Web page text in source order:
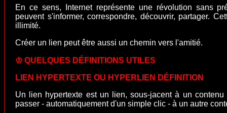
En ce sens, Internet représente une révolution sans
peuvent s'informer, correspondre, découvrir, partager.
illimité.
Créer un lien peut être aussi un chemin vers l'amitié.
♔ QUELQUES DÉFINITIONS UTILES
LIEN HYPERTEXTE OU HYPERLIEN DÉFINITION
Un lien hypertexte est un lien, sous-jacent à un
passer - automatiquement d'un simple clic - à un autre